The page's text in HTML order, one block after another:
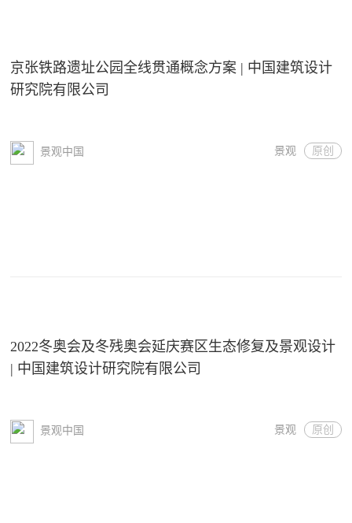
京张铁路遗址公园全线贯通概念方案 | 中国建筑设计
研究院有限公司
景观中国 景观 原创
2022冬奥会及冬残奥会延庆赛区生态修复及景观设计
| 中国建筑设计研究院有限公司
景观中国 景观 原创